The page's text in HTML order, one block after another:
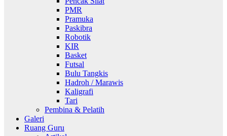
PMR
Pramuka
Paskibra
Robotik
KIR
Basket
Futsal
Bulu Tangkis
Hadroh / Marawis
Kaligrafi
Tari
Pembina & Pelatih
Galeri
Ruang Guru